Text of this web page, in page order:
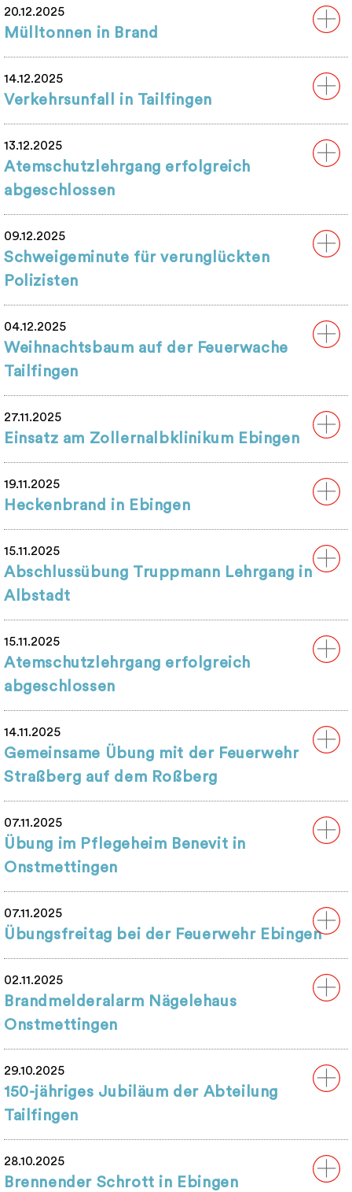
20.12.2025
Mülltonnen in Brand
14.12.2025
Verkehrsunfall in Tailfingen
13.12.2025
Atemschutzlehrgang erfolgreich
abgeschlossen
09.12.2025
Schweigeminute für verunglückten
Polizisten
04.12.2025
Weihnachtsbaum auf der Feuerwache
Tailfingen
27.11.2025
Einsatz am Zollernalbklinikum Ebingen
19.11.2025
Heckenbrand in Ebingen
15.11.2025
Abschlussübung Truppmann Lehrgang in
Albstadt
15.11.2025
Atemschutzlehrgang erfolgreich
abgeschlossen
14.11.2025
Gemeinsame Übung mit der Feuerwehr
Straßberg auf dem Roßberg
07.11.2025
Übung im Pflegeheim Benevit in
Onstmettingen
07.11.2025
Übungsfreitag bei der Feuerwehr Ebingen
02.11.2025
Brandmelderalarm Nägelehaus
Onstmettingen
29.10.2025
150-jähriges Jubiläum der Abteilung
Tailfingen
28.10.2025
Brennender Schrott in Ebingen